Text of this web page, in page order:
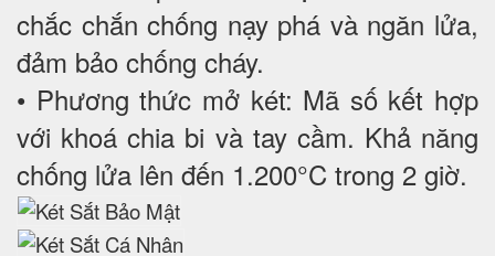
chắc chắn chống nạy phá và ngăn lửa,
đảm bảo chống cháy.
• Phương thức mở két: Mã số kết hợp
với khoá chia bi và tay cầm. Khả năng
chống lửa lên đến 1.200°C trong 2 giờ.